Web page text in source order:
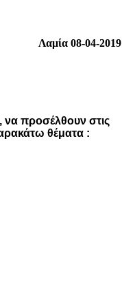
Λαμία 08-04-2019
να προσέλθουν στις
θέματα :